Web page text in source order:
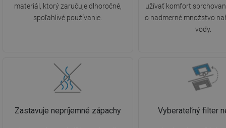
materiál, ktorý zaručuje dlhoročné,
spoľahlivé používanie.
užívať komfort
o nadmerné množstvo
vody.
Zastavuje nepríjemné zápachy Vyberateľný filter